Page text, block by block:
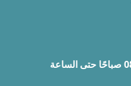
من الساعة 08:30 صباحًا حتى الساعة